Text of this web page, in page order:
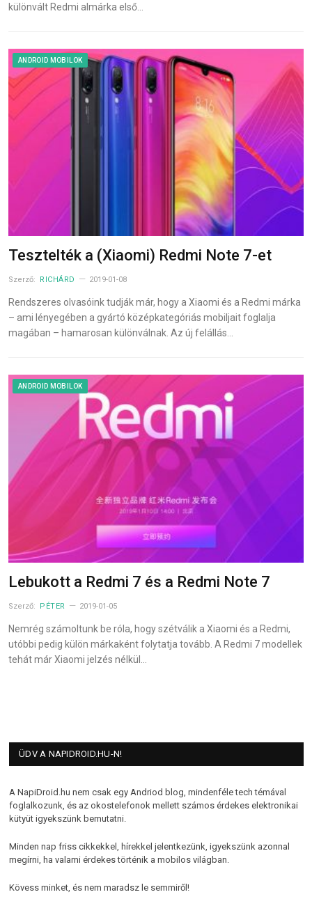
különvált Redmi almárka első…
ANDROID MOBILOK
Tesztelték a (Xiaomi) Redmi Note 7-et
Szerző: RICHÁRD 2019-01-08
Rendszeres olvasóink tudják már, hogy a Xiaomi és a Redmi márka
– ami lényegében a gyártó középkategóriás mobiljait foglalja
magában – hamarosan különválnak. Az új felállás…
ANDROID MOBILOK
Lebukott a Redmi 7 és a Redmi Note 7
Szerző: PÉTER 2019-01-05
Nemrég számoltunk be róla, hogy szétválik a Xiaomi és a Redmi,
utóbbi pedig külön márkaként folytatja tovább. A Redmi 7 modellek
tehát már Xiaomi jelzés nélkül…
ÜDV A NAPIDROID.HU-N!
A NapiDroid.hu nem csak egy Andriod blog, mindenféle tech témával
foglalkozunk, és az okostelefonok mellett számos érdekes elektronikai
kütyüt igyekszünk bemutatni.
Minden nap friss cikkekkel, hírekkel jelentkezünk, igyekszünk azonnal
megírni, ha valami érdekes történik a mobilos világban.
Kövess minket, és nem maradsz le semmiről!